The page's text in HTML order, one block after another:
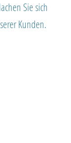
Sie sich
Kunden.